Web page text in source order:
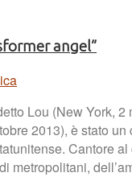
angel”
Lou (New York, 2
2013), è stato un
Cantore
metropolitani,